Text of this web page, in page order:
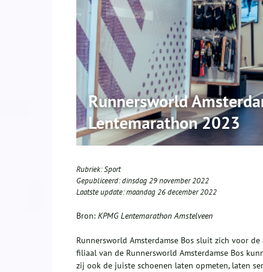
Runnersworld
Lentemarathon 2023
Rubriek:Sport
Gepubliceerd:dinsdag 29 november 2022
Laatste update:maandag 26 december 2022
Bron: KPMG Lentemarathon Amstelveen
Runnersworld Amsterdamse Bos sluit zich voor
filiaal van de Runnersworld Amsterdamse Bos
zij ook de juiste schoenen laten opmeten, laten